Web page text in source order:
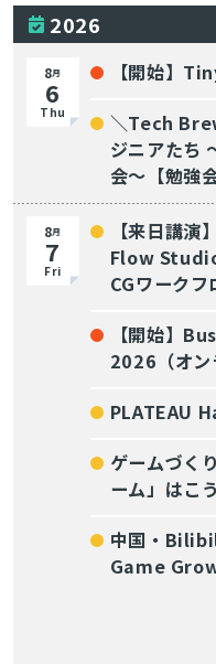
2026
8月
6
Thu
【開始】
＼Tech
ジニアたち
会〜【勉強会
8月
7
Fri
【来日講演
Flow Studio
CGワークフ
【開始】
2026（オン
PLATEAU
ゲームづく
ーム」はこ
中国・
Game